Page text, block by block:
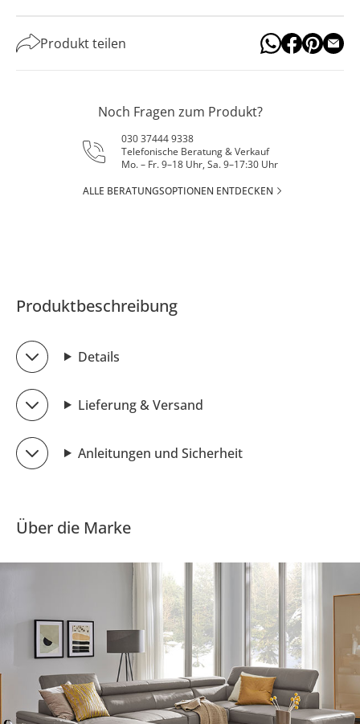
Produkt teilen
Noch Fragen zum Produkt?
030 37444 9338
Telefonische Beratung & Verkauf
Mo. – Fr. 9–18 Uhr, Sa. 9–17:30 Uhr
ALLE BERATUNGSOPTIONEN ENTDECKEN
Produktbeschreibung
Details
Lieferung & Versand
Anleitungen und Sicherheit
Über die Marke